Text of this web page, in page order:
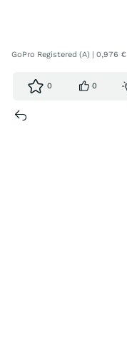
GoPro Registered (A) | 0,976 €
0 0